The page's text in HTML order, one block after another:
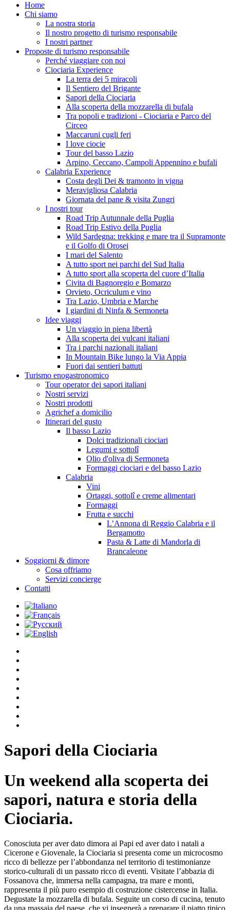
Home
Chi siamo
La nostra storia
Il nostro progetto di turismo responsabile
I nostri partner
Proposte di turismo responsabile
Perché viaggiare con noi
Ciociaria Experience
La terra dei 5 miracoli
Il Sentiero del Brigante
Sapori della Ciociaria
Alla scoperta della mozzarella di bufala
Tra popoli e tradizioni - Ciociaria e Parco del
Circeo
Maccaruni cugli feri
I love ciocie
Tour del basso Lazio
Arpino, Ceccano, Campoli Appennino e bufali
Calabria Experience
Costa degli Dei & tramonto in vigna
Meravigliosa Calabria
Giornata del pane & visita Zungri
I nostri tour
Road Trip Autunnale della Puglia
Road Trip Estivo della Puglia
Wild Sardegna: trekking e mare tra il Supramonte
e il Golfo di Orosei
I mari del Salento
A tutto sport nei parchi del Sud Italia
A tutto sport alla scoperta del cuore d’Italia
Civita di Bagnoregio e Bomarzo
Orvieto, Ocriculum e vino
Tra Lazio, Umbria e Marche
I giardini di Ninfa & Sermoneta
Idee viaggi
Un viaggio in piena libertà
Alla scoperta dei vulcani italiani
Tra i parchi nazionali italiani
In Mountain Bike lungo la Via Appia
Fuori dai sentieri battuti
Turismo enogastronomico
Tour operator dei sapori italiani
Nostri servizi
Nostri prodotti
Agrichef a domicilio
Itinerari del gusto
Il basso Lazio
Dolci tradizionali ciociari
Legumi e sottolî
Olio d'oliva di Sermoneta
Formaggi ciociari e del basso Lazio
Calabria
Vini
Ortaggi, sottolî e creme alimentari
Formaggi
Frutta e succhi
L’Annona di Reggio Calabria e il
Bergamotto
Pasta & Latte di Mandorla di
Brancaleone
Soggiorni & dimore
Cosa offriamo
Servizi concierge
Contatti
Sapori della Ciociaria
Un weekend alla scoperta dei
sapori, natura e storia della
Ciociaria.
Conosciuta per aver dato dimora ai Papi ed aver dato i natali a
Cicerone e Giovenale, la Ciociaria si presenta come un microcosmo
ricco di bellezze per l’abbondanza nel territorio di testimonianze
storico-culturali di un passato ricco di eventi. Visitate l’abbazia di
Fossanova che, immersa nella campagna, tra mare e monti,
rappresenta il più puro esempio di costruzione cistercense in Italia.
Degustate la mozzarella di bufala. Seguite un corso di cucina, tenuto